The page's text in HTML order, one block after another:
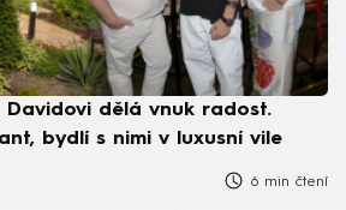
Davidovi dělá vnuk radost.
bydlí s nimi v luxusní vile
6 min čtení